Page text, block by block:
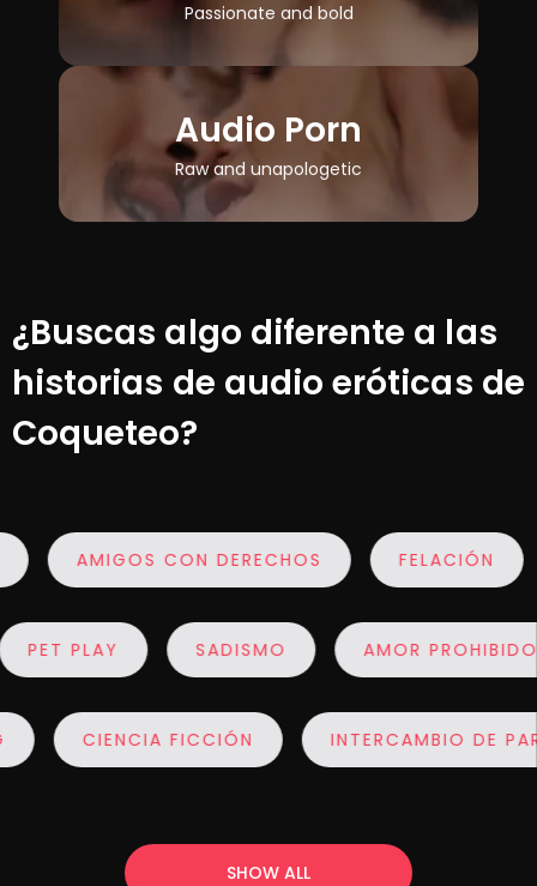
Passionate and bold
Audio Porn
Raw and unapologetic
¿Buscas algo diferente a las
historias de audio eróticas de
Coqueteo?
AMIGOS CON DERECHOS FELACIÓN
PET PLAY SADISMO AMOR
CIENCIA FICCIÓN INTERCAMBIO DE
SHOW ALL